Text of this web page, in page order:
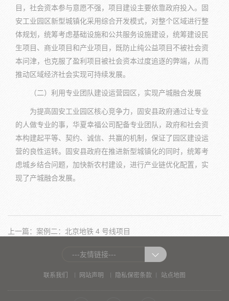
目，社会资本参与意愿不强，项目建设主要依靠政府投入。固
安工业园区新型城镇化采用综合开发模式，对整个区域进行整
体规划，统筹考虑基础设施和公共服务设施建设，统筹建设民
生项目、商业项目和产业项目，既防止纯公益项目不被社会资
本问津，也克服了盈利项目被社会资本过度追逐的弊端，从而
推动区域经济社会实现可持续发展。
（二）利用专业团队建设运营园区，实现产城融合发展
为提高固安工业园区核心竞争力，固安县政府通过让专业
的人做专业的事，华夏幸福公司配备专业团队，政府和社会资
本构建起平等、契约、诚信、共赢的机制，保证了园区建设运
营的良性运转。固安县政府在推进新型城镇化的同时，统筹考
虑城乡结合问题，加快新农村建设，进行产业链优化配置，实
现了产城融合发展。
上一篇：案例二：北京地铁 4 号线项目
---友情链接---
联系我们 | 网站声明 | 隐私保密条款 | 站点地图